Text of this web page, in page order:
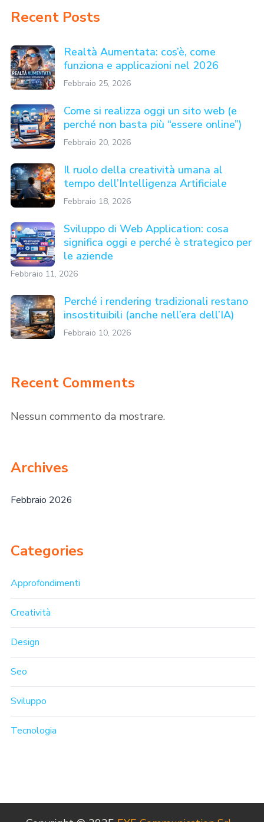
Recent Posts
Realtà Aumentata: cos’è, come
funziona e applicazioni nel 2026
Febbraio 25, 2026
Come si realizza oggi un sito web (e
perché non basta più “essere online”)
Febbraio 20, 2026
Il ruolo della creatività umana al
tempo dell’Intelligenza Artificiale
Febbraio 18, 2026
Sviluppo di Web Application: cosa
significa oggi e perché è strategico per
le aziende
Febbraio 11, 2026
Perché i rendering tradizionali restano
insostituibili (anche nell’era dell’IA)
Febbraio 10, 2026
Recent Comments
Nessun commento da mostrare.
Archives
Febbraio 2026
Categories
Approfondimenti
Creatività
Design
Seo
Sviluppo
Tecnologia